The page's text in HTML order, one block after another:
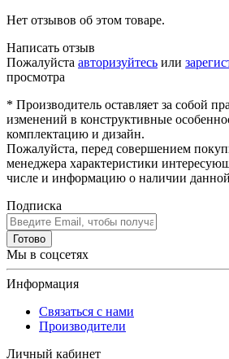
Нет отзывов об этом товаре.
Написать отзыв
Пожалуйста авторизуйтесь или
просмотра
* Производитель оставляет за собой
изменений в конструктивные
комплектацию и дизайн.
Пожалуйста, перед совершением
менеджера характеристики
числе и информацию о наличии
Подписка
Готово
Мы в соцсетях
Информация
Связаться с нами
Производители
Личный кабинет